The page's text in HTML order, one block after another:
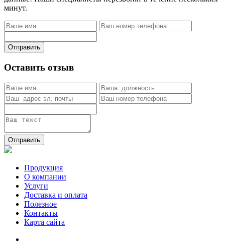
минут.
Отправить
Оставить отзыв
Отправить
Продукция
О компании
Услуги
Доставка и оплата
Полезное
Контакты
Карта сайта